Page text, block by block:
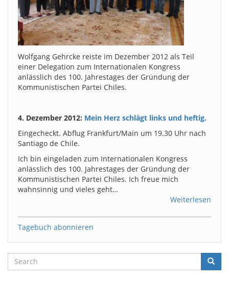
Wolfgang Gehrcke reiste im Dezember 2012 als Teil
einer Delegation zum Internationalen Kongress
anlässlich des 100. Jahrestages der Gründung der
Kommunistischen Partei Chiles.
4. Dezember 2012: Mein Herz schlägt links und heftig.
Eingecheckt. Abflug Frankfurt/Main um 19.30 Uhr nach
Santiago de Chile.
Ich bin eingeladen zum Internationalen Kongress
anlässlich des 100. Jahrestages der Gründung der
Kommunistischen Partei Chiles. Ich freue mich
wahnsinnig und vieles geht…
Weiterlesen
Tagebuch abonnieren
Suche
Search